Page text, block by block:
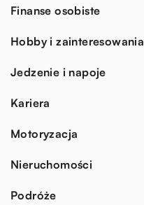
Finanse osobiste
Hobby i zainteresowania
Jedzenie i napoje
Kariera
Motoryzacja
Nieruchomości
Podróże